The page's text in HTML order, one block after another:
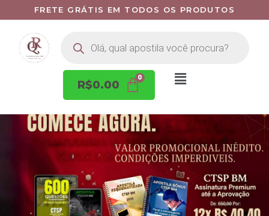
FRETE GRÁTIS EM TODOS OS PRODUTOS
R$0.00